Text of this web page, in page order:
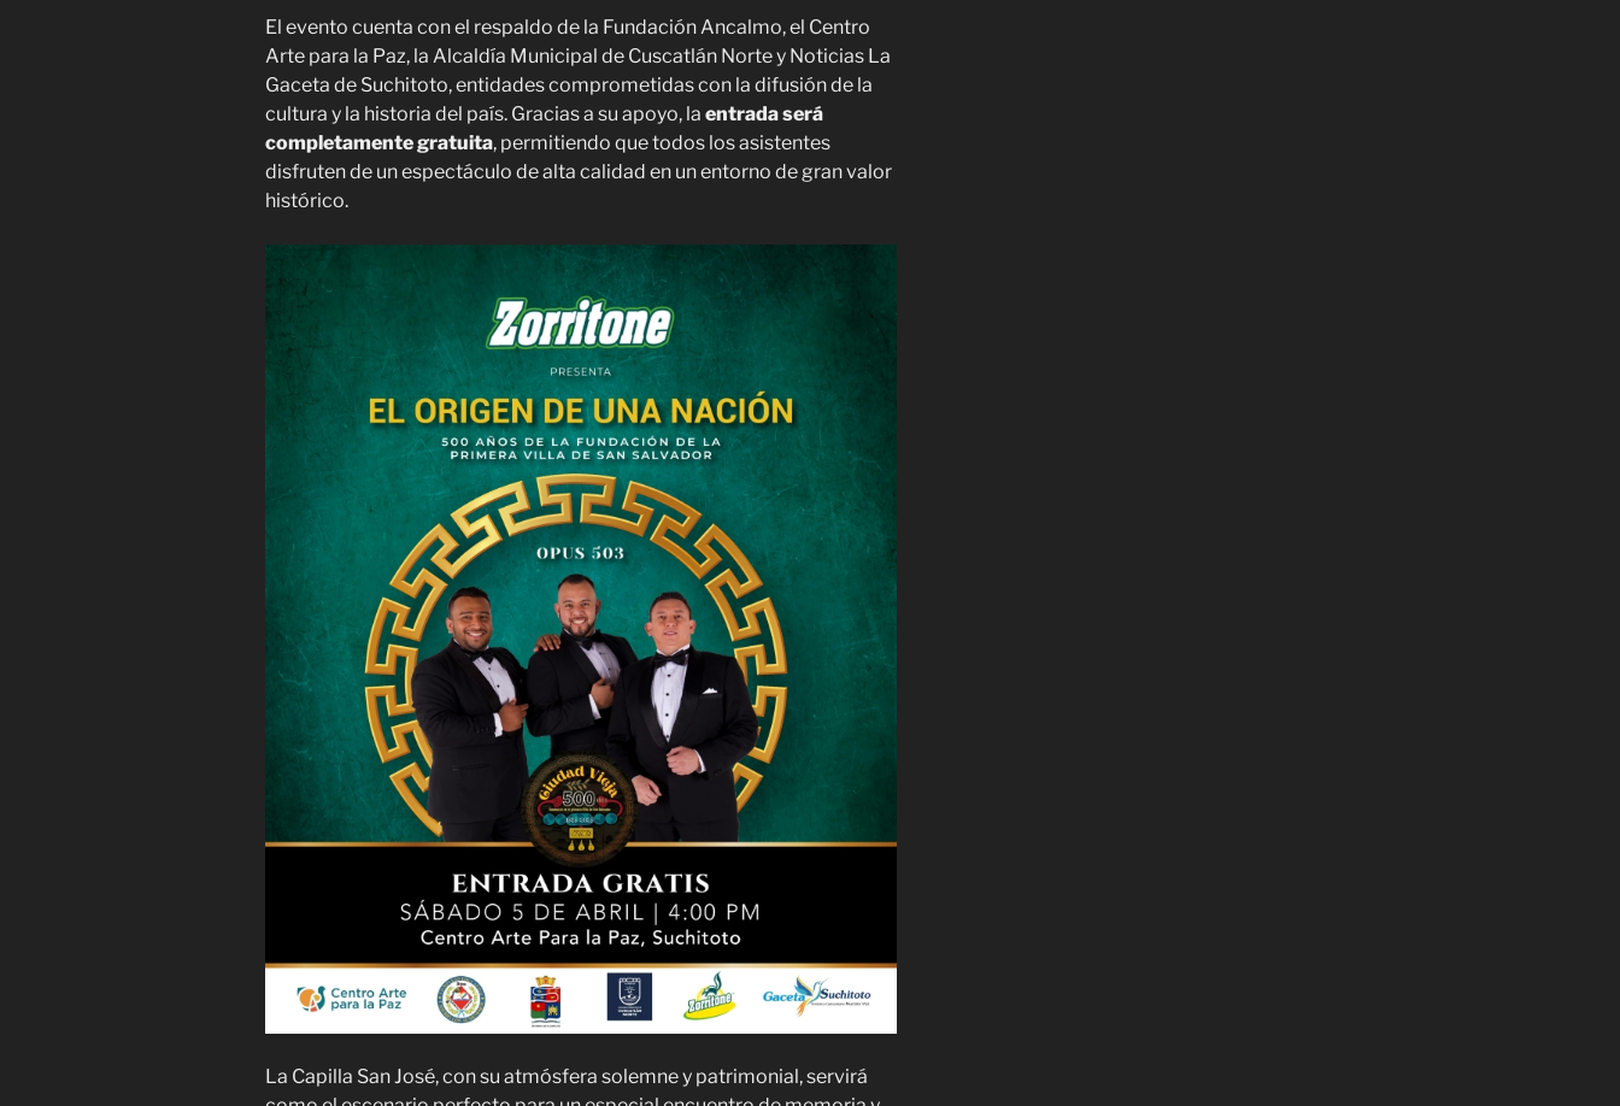
El evento cuenta con el respaldo de la Fundación Ancalmo, el Centro
Arte para la Paz, la Alcaldía Municipal de Cuscatlán Norte y Noticias La
Gaceta de Suchitoto, entidades comprometidas con la difusión de la
cultura y la historia del país. Gracias a su apoyo, la entrada será
completamente gratuita, permitiendo que todos los asistentes
disfruten de un espectáculo de alta calidad en un entorno de gran valor
histórico.
La Capilla San José, con su atmósfera solemne y patrimonial, servirá